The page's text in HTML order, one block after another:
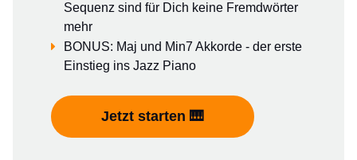
Sequenz sind für Dich keine Fremdwörter
mehr
BONUS: Maj und Min7 Akkorde - der erste
Einstieg ins Jazz Piano
Jetzt starten 🎹